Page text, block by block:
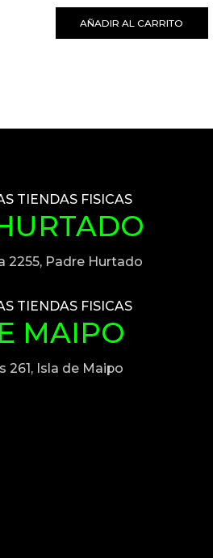
AÑADIR AL CARRITO
TIENDAS FISICAS
2255, Padre Hurtado
TIENDAS FISICAS
MAIPO
261, Isla de Maipo